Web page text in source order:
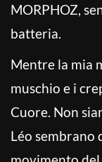
MORPHOZ,
batteria.
Mentre la mia
muschio e i
Cuore. Non
Léo sembrano